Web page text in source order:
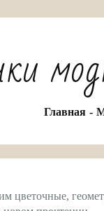
Главная
цветочные,